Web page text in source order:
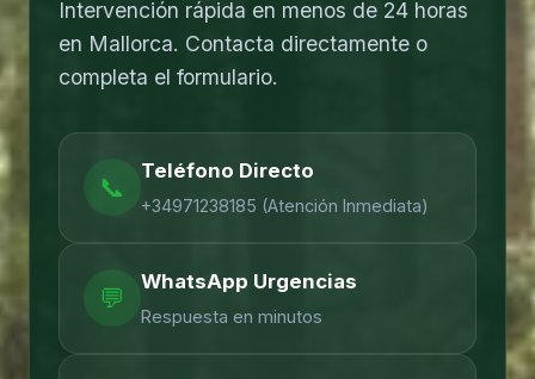
Intervención rápida en menos de 24 horas
en Mallorca. Contacta directamente o
completa el formulario.
📞
Teléfono Directo
+34971238185 (Atención Inmediata)
💬
WhatsApp Urgencias
Respuesta en minutos